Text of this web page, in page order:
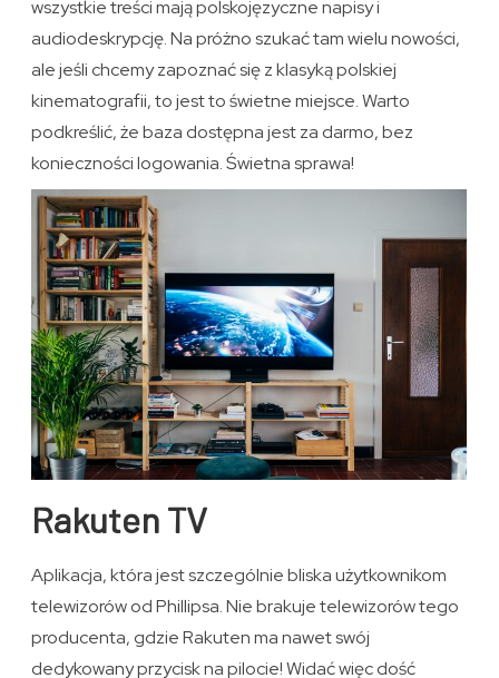
wszystkie treści mają polskojęzyczne napisy i
audiodeskrypcję. Na próżno szukać tam wielu nowości,
ale jeśli chcemy zapoznać się z klasyką polskiej
kinematografii, to jest to świetne miejsce. Warto
podkreślić, że baza dostępna jest za darmo, bez
konieczności logowania. Świetna sprawa!
Rakuten TV
Aplikacja, która jest szczególnie bliska użytkownikom
telewizorów od Phillipsa. Nie brakuje telewizorów tego
producenta, gdzie Rakuten ma nawet swój
dedykowany przycisk na pilocie! Widać więc dość